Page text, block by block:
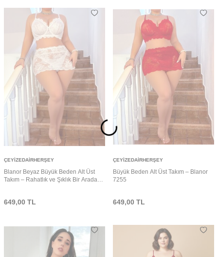
ÇEYIZEDAIRHERŞEY
Blanor Beyaz Büyük Beden Alt Üst
Takım – Rahatlık ve Şıklık Bir Arada
649,00 TL
ÇEYIZEDAIRHERŞEY
Büyük Beden Alt Üst Takım – Blanor
7255
649,00 TL